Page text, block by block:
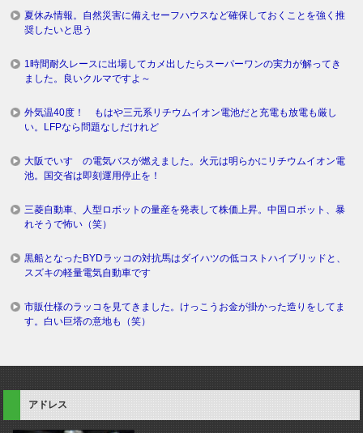
夏休み情報。自然災害に備えセーフハウスなど確保しておくことを強く推
奨したいと思う
1時間耐久レースに出場してカメ出したらスーパーワンの実力が解ってき
ました。良いクルマですよ～
外気温40度！ もはや三元系リチウムイオン電池だと充電も放電も厳し
い。LFPなら問題なしだけれど
大阪でいすゞの電気バスが燃えました。火元は明らかにリチウムイオン電
池。国交省は即刻運用停止を！
三菱自動車、人型ロボットの量産を発表して株価上昇。中国ロボット、暴
れそうで怖い（笑）
黒船となったBYDラッコの対抗馬はダイハツの低コストハイブリッドと、
スズキの軽量電気自動車です
市販仕様のラッコを見てきました。けっこうお金が掛かった造りをしてま
す。白い巨塔の意地も（笑）
アドレス